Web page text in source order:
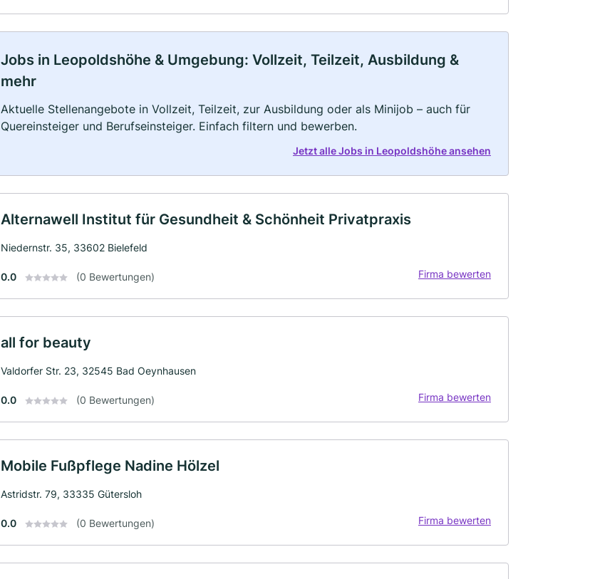
Jobs in Leopoldshöhe & Umgebung: Vollzeit, Teilzeit, Ausbildung &
mehr
Aktuelle Stellenangebote in Vollzeit, Teilzeit, zur Ausbildung oder als Minijob – auch für
Quereinsteiger und Berufseinsteiger. Einfach filtern und bewerben.
Jetzt alle Jobs in Leopoldshöhe ansehen
Alternawell Institut für Gesundheit & Schönheit Privatpraxis
Niedernstr. 35, 33602 Bielefeld
0.0 (0 Bewertungen) Firma bewerten
all for beauty
Valdorfer Str. 23, 32545 Bad Oeynhausen
0.0 (0 Bewertungen) Firma bewerten
Mobile Fußpflege Nadine Hölzel
Astridstr. 79, 33335 Gütersloh
0.0 (0 Bewertungen) Firma bewerten